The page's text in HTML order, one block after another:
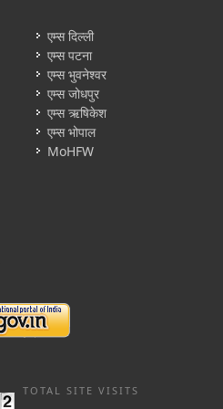
एम्स दिल्ली
एम्स पटना
एम्स भुवनेश्वर
एम्स जोधपुर
एम्स ऋषिकेश
एम्स भोपाल
MoHFW
TOTAL SITE VISITS